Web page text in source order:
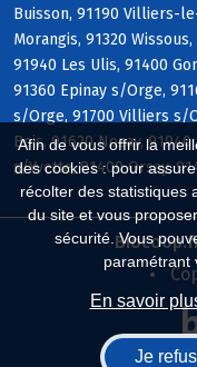
Afin de vous offrir la
des cookies : pour
récolter des statistiques
du site et vous
sécurité. Vous
paramétrant
En savoir
Je
Buisson, 91190 Villiers-
Morangis, 91320
91940 Les Ulis, 91400
91360 Epinay s/Orge,
s/Orge, 91700 Villiers s/
Bois, 91620 Nozay,
s/Yvette, 91400 Orsay,